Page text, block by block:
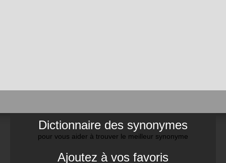
Dictionnaire des synonymes
pour vous aider à trouver le meilleur synonyme
Ajoutez à vos favoris